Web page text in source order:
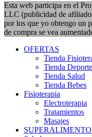
Esta web participa en el
LLC (publicidad de
por los que yo obtengo un
de compra se vea
OFERTAS
Tienda
Tienda Deporte
Tienda Salud
Tienda Bebes
Fisioterapia
Electroterapia
Tratamientos
Masajes